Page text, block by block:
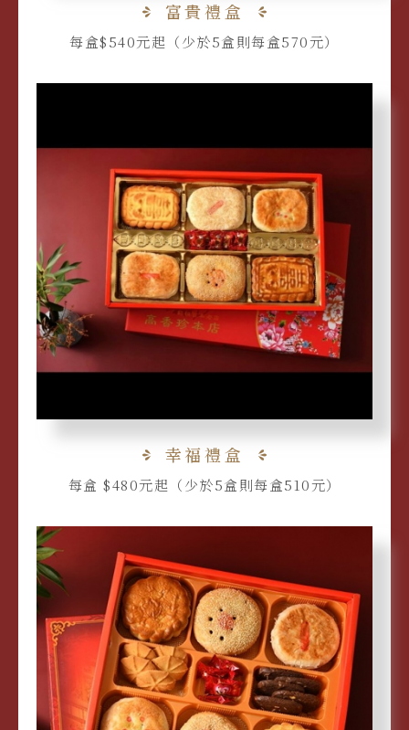
富貴禮盒
每盒$540元起（少於5盒則每盒570元）
幸福禮盒
每盒 $480元起（少於5盒則每盒510元）